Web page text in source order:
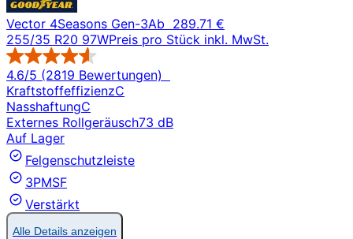
Vector 4Seasons Gen-3Ab 289.71 €
255/35 R20 97WPreis pro Stück inkl. MwSt.
4.6/5 (2819 Bewertungen)
KraftstoffeffizienzC
NasshaftungC
Externes Rollgeräusch73 dB
Auf Lager
Felgenschutzleiste
3PMSF
Verstärkt
Alle Details anzeigen